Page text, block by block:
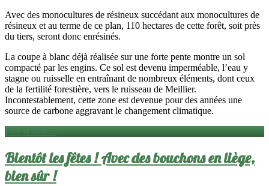
Avec des monocultures de résineux succédant aux monocultures de
résineux et au terme de ce plan, 110 hectares de cette forêt, soit près
du tiers, seront donc enrésinés.
La coupe à blanc déjà réalisée sur une forte pente montre un sol
compacté par les engins. Ce sol est devenu imperméable, l’eau y
stagne ou ruisselle en entraînant de nombreux éléments, dont ceux
de la fertilité forestière, vers le ruisseau de Meillier.
Incontestablement, cette zone est devenue pour des années une
source de carbone aggravant le changement climatique.
Lire la suite...
Bientôt les fêtes ! Avec des bouchons en liège,
bien sûr !